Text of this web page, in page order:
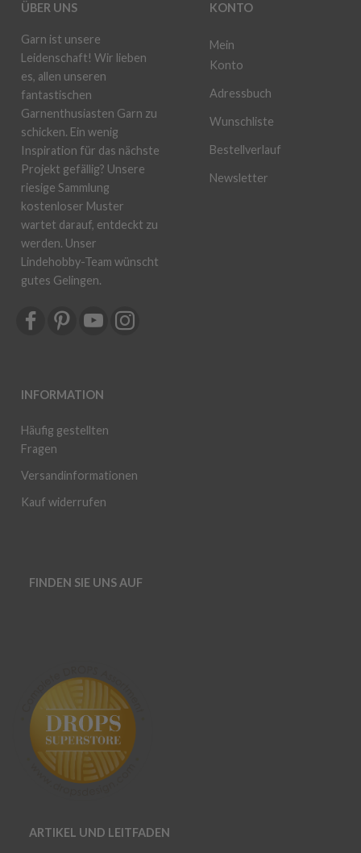
ÜBER UNS
Garn ist unsere
Leidenschaft! Wir lieben
es, allen unseren
fantastischen
Garnenthusiasten Garn zu
schicken. Ein wenig
Inspiration für das nächste
Projekt gefällig? Unsere
riesige Sammlung
kostenloser Muster
wartet darauf, entdeckt zu
werden. Unser
Lindehobby-Team wünscht
gutes Gelingen.
INFORMATION
Häufig gestellten
Fragen
Versandinformationen
Kauf widerrufen
KONTO
Mein
Konto
Adressbuch
Wunschliste
Bestellverlauf
Newsletter
FINDEN SIE UNS AUF
ARTIKEL UND LEITFADEN